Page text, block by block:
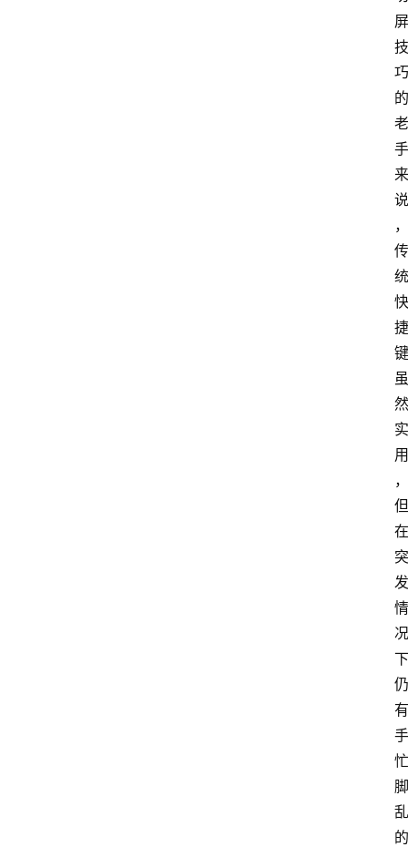
屏
技
巧
的
老
手
来
说
，
传
统
快
捷
键
虽
然
实
用
，
但
在
突
发
情
况
下
仍
有
手
忙
脚
乱
的